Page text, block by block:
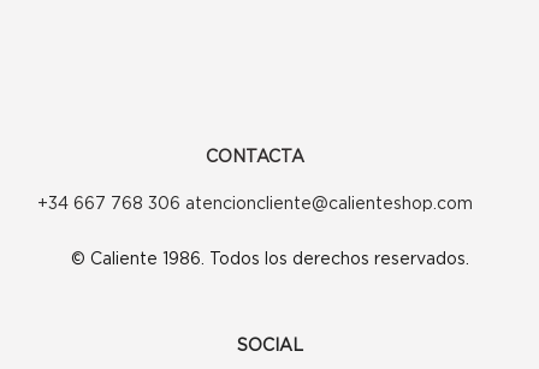
CONTACTA
+34 667 768 306 atencioncliente@calienteshop.com
© Caliente 1986. Todos los derechos reservados.
SOCIAL